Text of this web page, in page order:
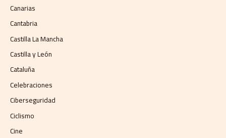
Canarias
Cantabria
Castilla La Mancha
Castilla y León
Cataluña
Celebraciones
Ciberseguridad
Ciclismo
Cine